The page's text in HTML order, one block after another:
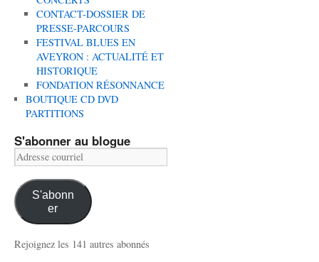
CONTACT-DOSSIER DE
PRESSE-PARCOURS
FESTIVAL BLUES EN
AVEYRON : ACTUALITÉ ET
HISTORIQUE
FONDATION RÉSONNANCE
BOUTIQUE CD DVD
PARTITIONS
S'abonner au blogue
Adresse
courriel
S'abonn
er
Rejoignez les 141 autres abonnés